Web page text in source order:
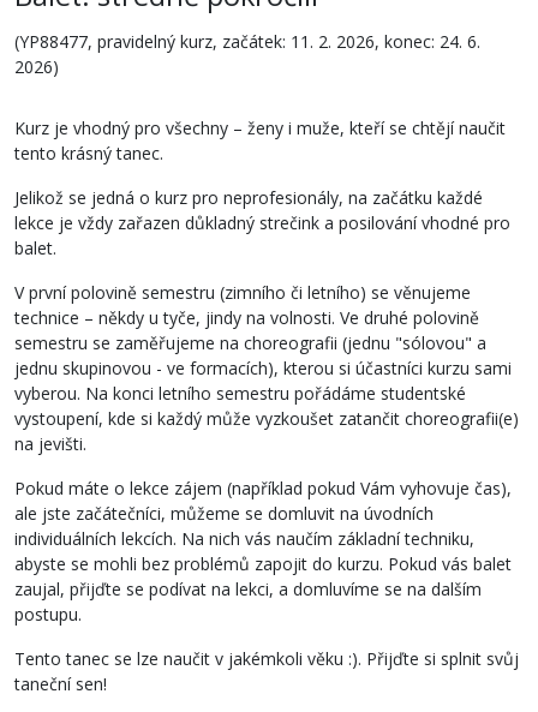
(YP88477, pravidelný kurz, začátek: 11. 2. 2026, konec: 24. 6.
2026)
Kurz je vhodný pro všechny – ženy i muže, kteří se chtějí naučit
tento krásný tanec.
Jelikož se jedná o kurz pro neprofesionály, na začátku každé
lekce je vždy zařazen důkladný strečink a posilování vhodné pro
balet.
V první polovině semestru (zimního či letního) se věnujeme
technice – někdy u tyče, jindy na volnosti. Ve druhé polovině
semestru se zaměřujeme na choreografii (jednu "sólovou" a
jednu skupinovou - ve formacích), kterou si účastníci kurzu sami
vyberou. Na konci letního semestru pořádáme studentské
vystoupení, kde si každý může vyzkoušet zatančit choreografii(e)
na jevišti.
Pokud máte o lekce zájem (například pokud Vám vyhovuje čas),
ale jste začátečníci, můžeme se domluvit na úvodních
individuálních lekcích. Na nich vás naučím základní techniku,
abyste se mohli bez problémů zapojit do kurzu. Pokud vás balet
zaujal, přijďte se podívat na lekci, a domluvíme se na dalším
postupu.
Tento tanec se lze naučit v jakémkoli věku :). Přijďte si splnit svůj
taneční sen!